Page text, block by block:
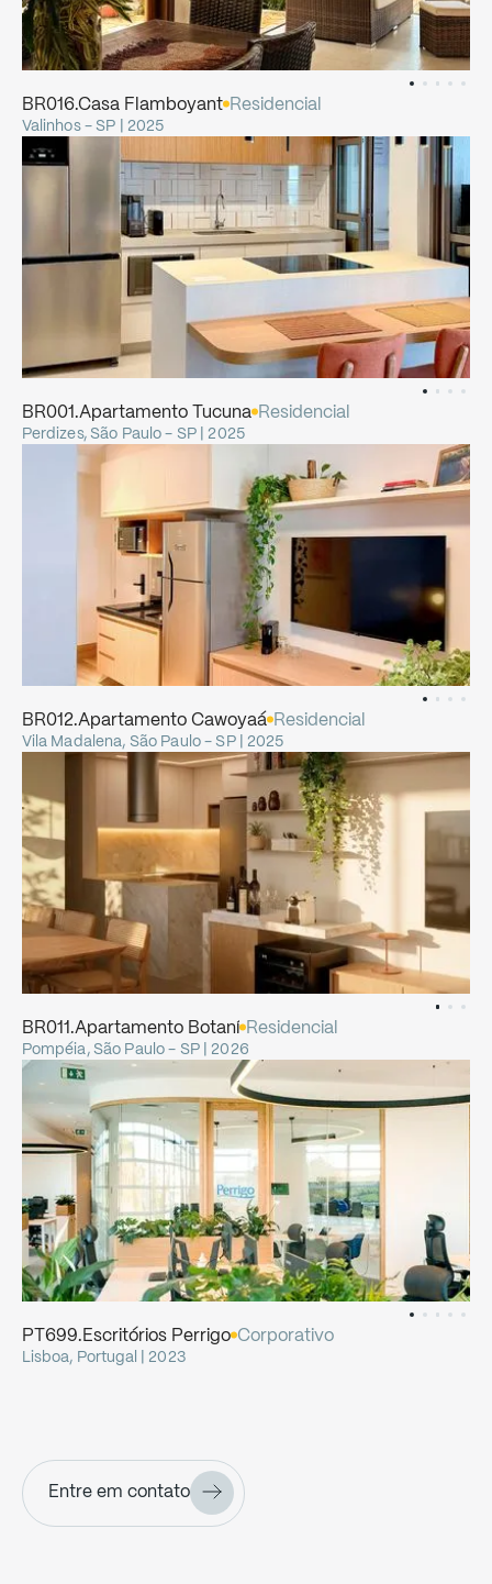
BR016.Casa Flamboyant Residencial
Valinhos - SP | 2025
BR001.Apartamento Tucuna Residencial
Perdizes, São Paulo - SP | 2025
BR012.Apartamento Cawoyaá Residencial
Vila Madalena, São Paulo - SP | 2025
BR011.Apartamento Botaní Residencial
Pompéia, São Paulo - SP | 2026
PT699.Escritórios Perrigo Corporativo
Lisboa, Portugal | 2023
Entre em contato